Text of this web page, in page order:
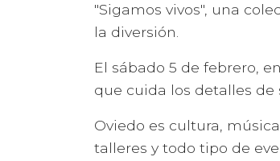
"Sigamos vivos", una
la diversión.
El sábado 5 de febrero,
que cuida los detalles de
Oviedo es cultura,
talleres y todo tipo de